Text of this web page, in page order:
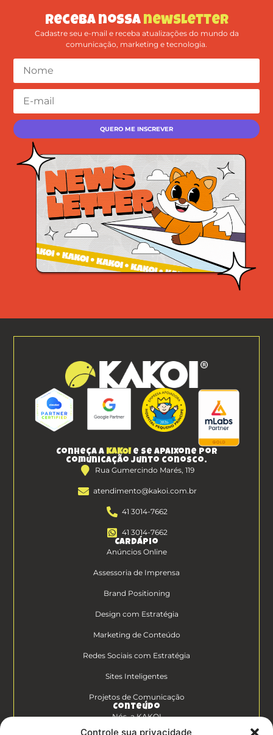
Controle sua privacidade
Receba nossa newsletter
Cadastre seu e-mail e receba atualizações do mundo da
comunicação, marketing e tecnologia.
Conheça a KAKOI e se apaixone por
comunicação junto conosco.
Rua Gumercindo Marés, 119
atendimento@kakoi.com.br
41 3014-7662
41 3014-7662
Cardápio
Anúncios Online
Assessoria de Imprensa
Brand Positioning
Design com Estratégia
Marketing de Conteúdo
Redes Sociais com Estratégia
Sites Inteligentes
Projetos de Comunicação
Conteúdo
Nós, a KAKOI